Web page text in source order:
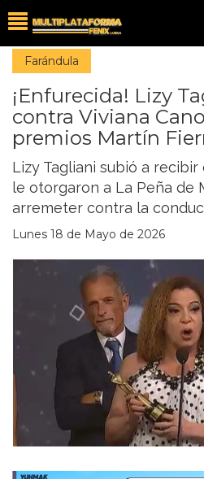
Farándula
¡Enfurecida! Lizy
contra Viviana
premios Martín
Lizy Tagliani subió a
le otorgaron a La Peña de
arremeter contra la
Lunes 18 de Mayo de 2026